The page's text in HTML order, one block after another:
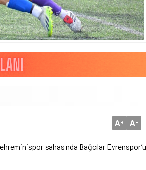
A+ A-
sahasında Bağcılar Evrenspor’u